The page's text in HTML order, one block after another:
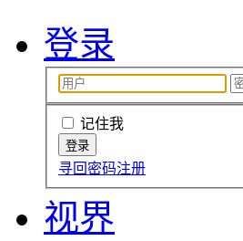
登录
记住我
寻回密码注册
视界